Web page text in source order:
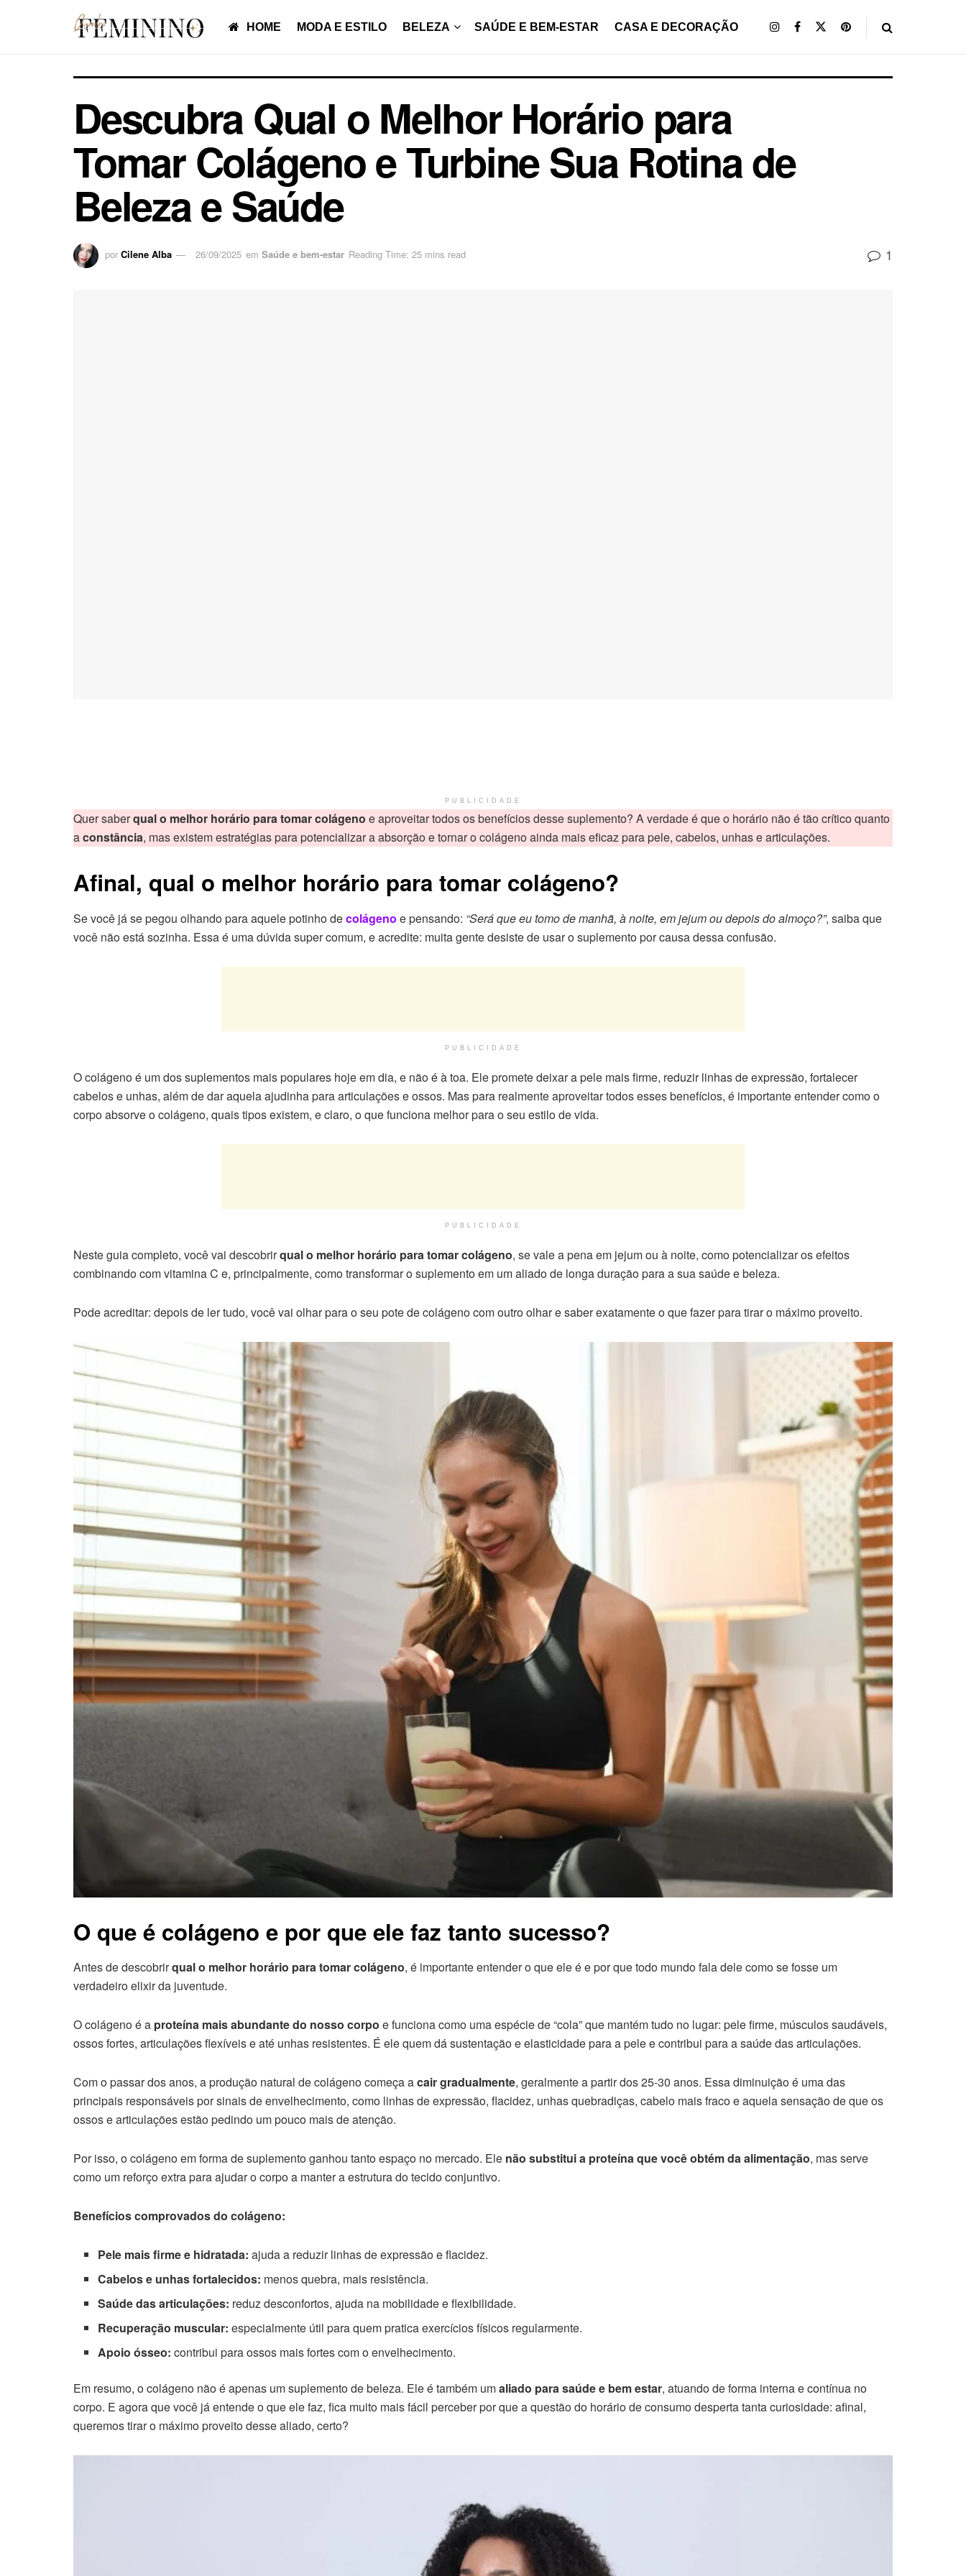
HOME MODA E ESTILO BELEZA SAÚDE E BEM-ESTAR CASA E DECORAÇÃO
Descubra Qual o Melhor Horário para
Tomar Colágeno e Turbine Sua Rotina de
Beleza e Saúde
por Cilene Alba 26/09/2025 em Saúde e bem-estar Reading Time: 25 mins read 1
PUBLICIDADE
Quer saberqual o melhor horário para tomar colágeno e aproveitar todos os benefícios desse suplemento? A verdade é que o horário não é tão crítico quanto
aconstância, mas existem estratégias para potencializar a absorção e tornar o colágeno ainda mais eficaz para pele, cabelos, unhas e articulações.
Afinal, qual o melhor horário para tomar colágeno?
Se você já se pegou olhando para aquele potinho decolágeno e pensando: “Será que eu tomo de manhã, à noite, em jejum ou depois do almoço?”, saiba que
você não está sozinha. Essa é uma dúvida super comum, e acredite: muita gente desiste de usar o suplemento por causa dessa confusão.
PUBLICIDADE
O colágeno é um dos suplementos mais populares hoje em dia, e não é à toa. Ele promete deixar a pele mais firme, reduzir linhas de expressão, fortalecer
cabelos e unhas, além de dar aquela ajudinha para articulações e ossos. Mas para realmente aproveitar todos esses benefícios, é importante entender como o
corpo absorve o colágeno, quais tipos existem, e claro, o que funciona melhor para o seu estilo de vida.
PUBLICIDADE
Neste guia completo, você vai descobrirqual o melhor horário para tomar colágeno, se vale a pena em jejum ou à noite, como potencializar os efeitos
combinando com vitamina C e, principalmente, como transformar o suplemento em um aliado de longa duração para a sua saúde e beleza.
Pode acreditar: depois de ler tudo, você vai olhar para o seu pote de colágeno com outro olhar e saber exatamente o que fazer para tirar o máximo proveito.
O que é colágeno e por que ele faz tanto sucesso?
Antes de descobrirqual o melhor horário para tomar colágeno, é importante entender o que ele é e por que todo mundo fala dele como se fosse um
verdadeiro elixir da juventude.
O colágeno é a proteína mais abundante do nosso corpo e funciona como uma espécie de “cola” que mantém tudo no lugar: pele firme, músculos saudáveis,
ossos fortes, articulações flexíveis e até unhas resistentes. É ele quem dá sustentação e elasticidade para a pele e contribui para a saúde das articulações.
Com o passar dos anos, a produção natural de colágeno começa acair gradualmente, geralmente a partir dos 25-30 anos. Essa diminuição é uma das
principais responsáveis por sinais de envelhecimento, como linhas de expressão, flacidez, unhas quebradiças, cabelo mais fraco e aquela sensação de que os
ossos e articulações estão pedindo um pouco mais de atenção.
Por isso, o colágeno em forma de suplemento ganhou tanto espaço no mercado. Ele não substitui a proteína que você obtém da alimentação, mas serve
como um reforço extra para ajudar o corpo a manter a estrutura do tecido conjuntivo.
Benefícios comprovados do colágeno:
Pele mais firme e hidratada: ajuda a reduzir linhas de expressão e flacidez.
Cabelos e unhas fortalecidos: menos quebra, mais resistência.
Saúde das articulações: reduz desconfortos, ajuda na mobilidade e flexibilidade.
Recuperação muscular: especialmente útil para quem pratica exercícios físicos regularmente.
Apoio ósseo: contribui para ossos mais fortes com o envelhecimento.
Em resumo, o colágeno não é apenas um suplemento de beleza. Ele é também umaliado para saúde e bem estar, atuando de forma interna e contínua no
corpo. E agora que você já entende o que ele faz, fica muito mais fácil perceber por que a questão do horário de consumo desperta tanta curiosidade: afinal,
queremos tirar o máximo proveito desse aliado, certo?